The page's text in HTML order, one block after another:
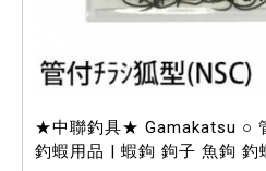
★中聯釣具★ Gamakatsu ○
釣蝦用品 | 蝦鉤 鉤子 魚鉤 釣